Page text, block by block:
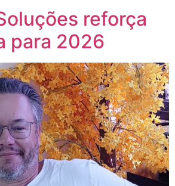
reforça
para 2026